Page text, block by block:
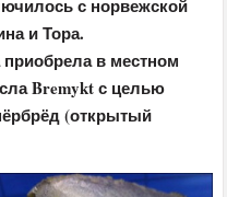
с норвежской
и Тора.
в местном
Bremykt с целью
(открытый